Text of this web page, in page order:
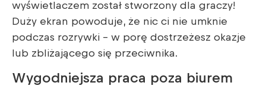
wyświetlaczem został stworzony dla graczy!
Duży ekran powoduje, że nic ci nie umknie
podczas rozrywki – w porę dostrzeżesz okazje
lub zbliżającego się przeciwnika.
Wygodniejsza praca poza biurem